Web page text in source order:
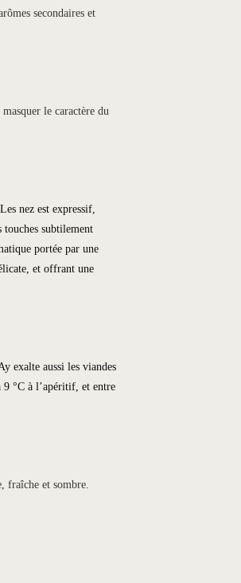
secondaires et
le caractère du
nez est expressif,
touches subtilement
portée par une
et offrant une
exalte aussi les viandes
9 °C à l’apéritif, et entre
fraîche et sombre.